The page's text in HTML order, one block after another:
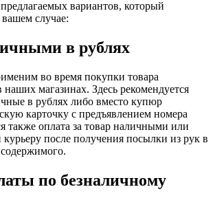
вариантов, который
случае:
в рублях
во время покупки товара
наших магазинах. Здесь рекомендуется
в рублях либо вместо купюр
карточку с предъявлением номера
также оплата за товар наличными или
курьеру после получения посылки из рук в
по безналичному